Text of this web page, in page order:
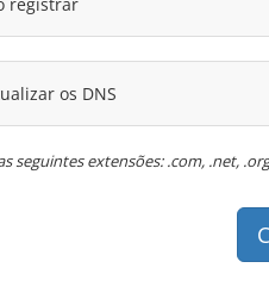
os DNS
seguintes extensões: .com, .net,